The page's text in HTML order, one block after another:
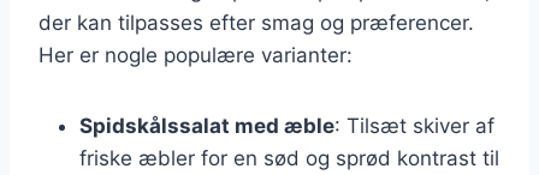
der kan tilpasses efter smag og præferencer.
Her er nogle populære varianter:
Spidskålssalat med æble: Tilsæt skiver af
friske æbler for en sød og sprød kontrast til